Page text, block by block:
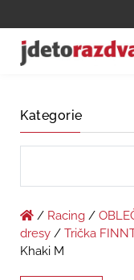
Kategorie
/ Racing /
dresy / Trička
Khaki M